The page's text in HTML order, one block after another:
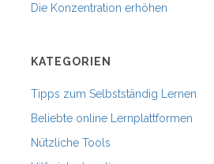
Die Konzentration erhöhen
KATEGORIEN
Tipps zum Selbstständig Lernen
Beliebte online Lernplattformen
Nützliche Tools